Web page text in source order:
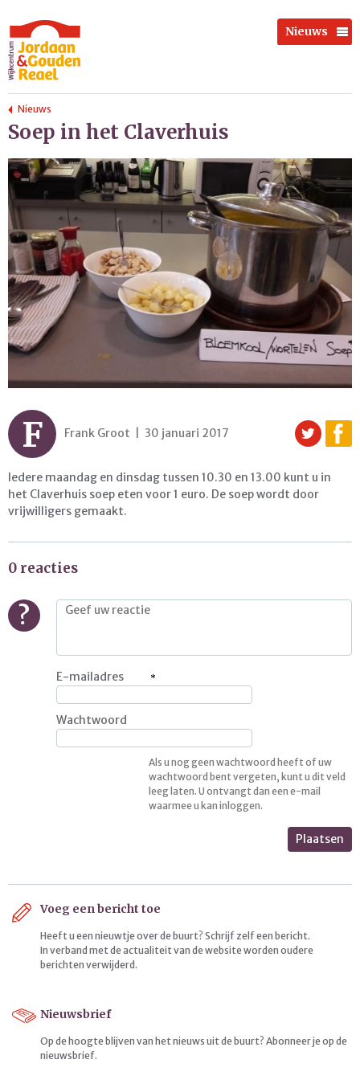
Nieuws
Nieuws
Soep in het Claverhuis
F Frank Groot | 30 januari 2017
Iedere maandag en dinsdag tussen 10.30 en 13.00 kunt u in
het Claverhuis soep eten voor 1 euro. De soep wordt door
vrijwilligers gemaakt.
0 reacties
?
E-mailadres
Wachtwoord
Als u nog geen wachtwoord heeft of uw
wachtwoord bent vergeten, kunt u dit veld
leeg laten. U ontvangt dan een e-mail
waarmee u kan inloggen.
Plaatsen
Voeg een bericht toe
Heeft u een nieuwtje over de buurt? Schrijf zelf een bericht.
In verband met de actualiteit van de website worden oudere
berichten verwijderd.
Nieuwsbrief
Op de hoogte blijven van het nieuws uit de buurt? Abonneer je op de
nieuwsbrief.